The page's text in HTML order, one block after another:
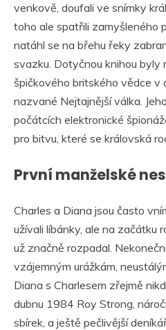
venkově, doufali ve snímky
toho ale spatřili zamyšleného
natáhl se na břehu řeky
svazku. Dotyčnou knihou byly
špičkového britského vědce v
nazvané Nejtajnější válka.
počátcích elektronické
pro bitvu, které se královská
První manželské
Charles a Diana jsou často
užívali líbánky, ale na začátku
už značně rozpadal.
vzájemným urážkám,
Diana s Charlesem zřejmě
dubnu 1984 Roy Strong,
sbírek, a ještě pečlivější